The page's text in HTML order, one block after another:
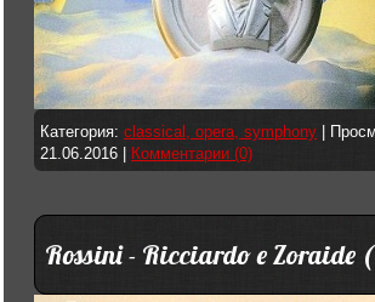
Категория: classical, opera, symphony |
21.06.2016
Комментарии (0)
Rossini - Ricciardo e